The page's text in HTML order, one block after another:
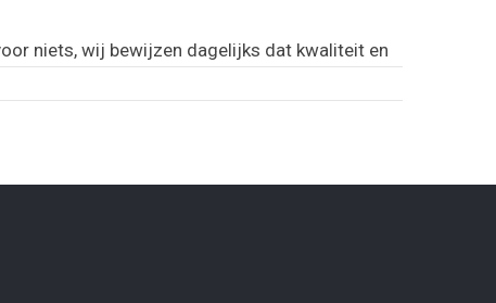
niets, wij bewijzen dagelijks dat kwaliteit en